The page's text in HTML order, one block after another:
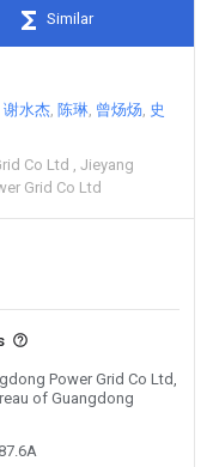
Similar
谢水杰 陈琳 曾炀炀 史
Co Ltd
Jieyang
Grid Co Ltd
Power Grid Co Ltd,
of Guangdong